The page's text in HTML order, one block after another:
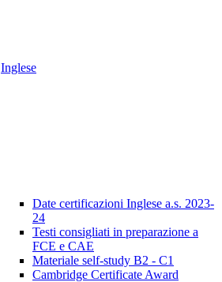
Inglese
Date certificazioni Inglese a.s. 2023-
24
Testi consigliati in preparazione a
FCE e CAE
Materiale self-study B2 - C1
Cambridge Certificate Award